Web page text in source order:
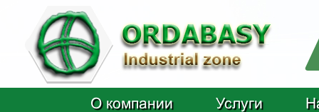
О компании Услуги